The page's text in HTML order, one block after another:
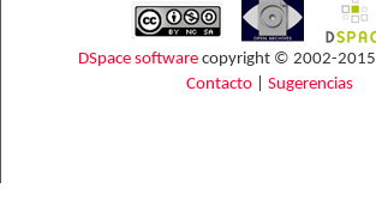
DSpace software copyright © 2002-2015
Contacto| Sugerencias